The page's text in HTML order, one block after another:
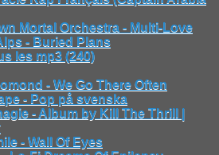
Mortal Orchestra - Multi-Love
- Buried Plans
les mp3 (240)
- We Go There Often
- Pop på svenska
- Album by Kill The Thrill |
- Wall Of Eyes